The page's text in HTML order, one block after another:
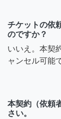
チケットの依
のですか？
いいえ。本契
ャンセル可能
本契約（依頼
さい。